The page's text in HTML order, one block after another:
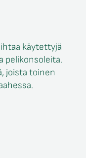
käytettyjä
pelikonsoleita.
joista toinen